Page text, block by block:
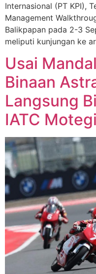
Internasional (PT KPI),
Management
Balikpapan pada 2-3
meliputi kunjungan ke
Usai
Binaan
Langsung
IATC